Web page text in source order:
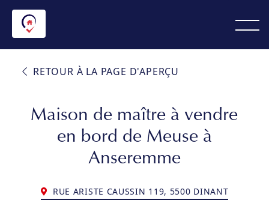
RETOUR À LA PAGE D'APERÇU
Maison de maître à vendre
en bord de Meuse à
Anseremme
RUE ARISTE CAUSSIN 119, 5500 DINANT